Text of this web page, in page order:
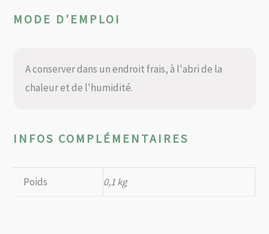
MODE D’EMPLOI
A conserver dans un endroit frais, à l'abri de la
chaleur et de l'humidité.
INFOS COMPLÉMENTAIRES
Poids 0,1 kg